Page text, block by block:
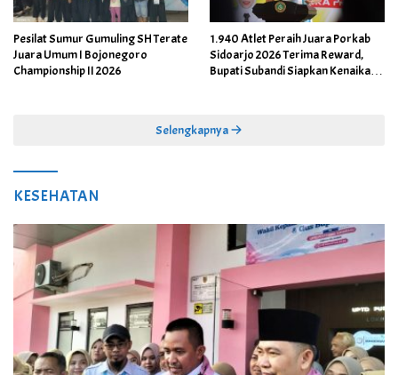
Pesilat Sumur Gumuling SH Terate
Juara Umum I Bojonegoro
Championship II 2026
1.940 Atlet Peraih Juara Porkab
Sidoarjo 2026 Terima Reward,
Bupati Subandi Siapkan Kenaikan
Selengkapnya
KESEHATAN